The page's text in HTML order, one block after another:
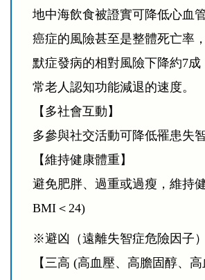
地中海飲食被證實可降低心血
癌症的風險甚至是整體死亡率
默症發病的相對風險下降約7成
常老人認知功能減退的速度。
【多社會互動】
多參與社交活動可降低罹患失
【維持健康體重】
避免肥胖、過重或過瘦，維持
BMI＜24)
※避凶（遠離失智症危險因子）
【三高 (高血壓、高膽固醇、高